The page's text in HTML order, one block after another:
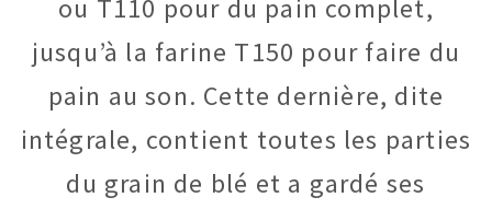
ou T110 pour du pain complet,
jusqu’à la farine T150 pour faire du
pain au son. Cette dernière, dite
intégrale, contient toutes les parties
du grain de blé et a gardé ses